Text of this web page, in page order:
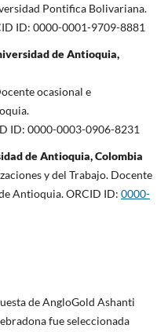
Pontifica Bolivariana.
ID: 0000-0001-9709-8881
de Antioquia,
ocasional e
ID: 0000-0003-0906-8231
de Antioquia, Colombia
y del Trabajo. Docente
Antioquia. ORCID ID: 0000-
de AngloGold Ashanti
fue seleccionada